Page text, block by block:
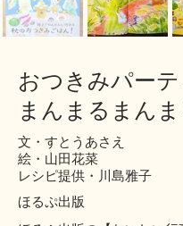
おつきみパー
まんまるまん
文・すとうあさえ
絵・山田花菜
レシピ提供・川島雅子
ほるぷ出版